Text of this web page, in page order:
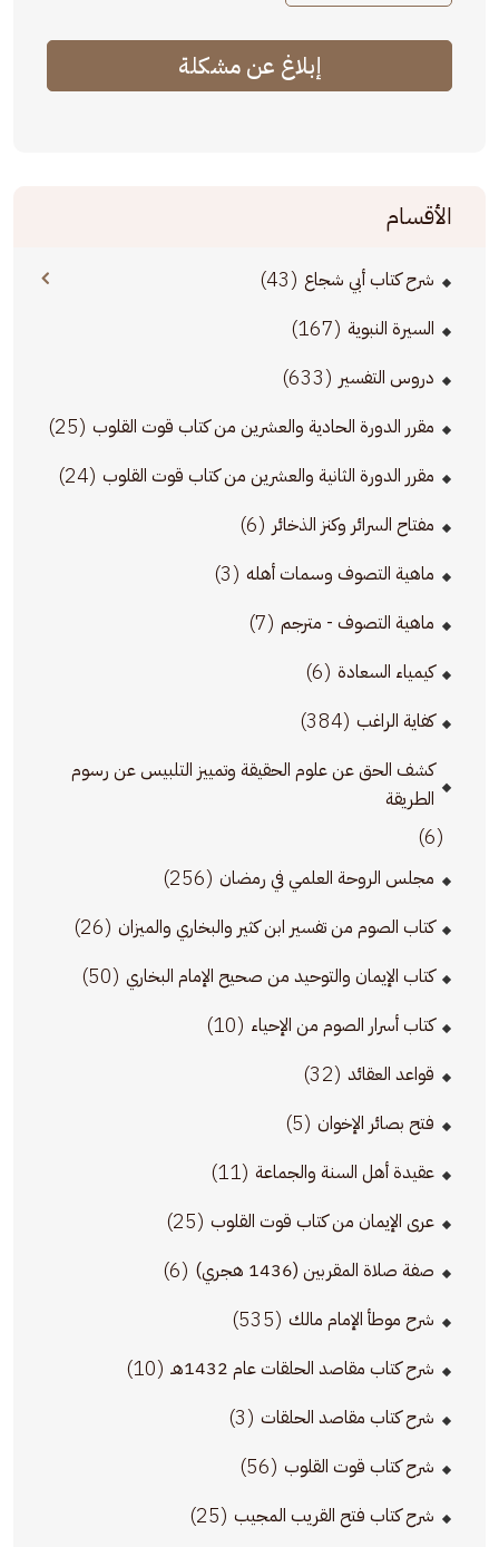
إبلاغ عن مشكلة
الأقسام
شرح كتاب أبي شجاع (43)
السيرة النبوية (167)
دروس التفسير (633)
مقرر الدورة الحادية والعشرين من كتاب قوت القلوب (25)
مقرر الدورة الثانية والعشرين من كتاب قوت القلوب (24)
مفتاح السرائر وكنز الذخائر (6)
ماهية التصوف وسمات أهله (3)
ماهية التصوف - مترجم (7)
كيمياء السعادة (6)
كفاية الراغب (384)
كشف الحق عن علوم الحقيقة وتمييز التلبيس عن رسوم
الطريقة
(6)
مجلس الروحة العلمي في رمضان (256)
كتاب الصوم من تفسير ابن كثير والبخاري والميزان (26)
كتاب الإيمان والتوحيد من صحيح الإمام البخاري (50)
كتاب أسرار الصوم من الإحياء (10)
قواعد العقائد (32)
فتح بصائر الإخوان (5)
عقيدة أهل السنة والجماعة (11)
عرى الإيمان من كتاب قوت القلوب (25)
صفة صلاة المقربين (1436 هجري) (6)
شرح موطأ الإمام مالك (535)
شرح كتاب مقاصد الحلقات عام 1432هـ (10)
شرح كتاب مقاصد الحلقات (3)
شرح كتاب قوت القلوب (56)
شرح كتاب فتح القريب المجيب (25)